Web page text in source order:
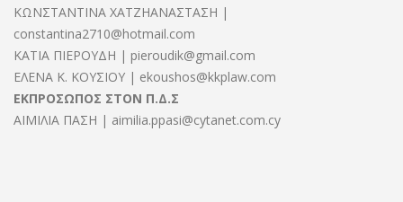
ΚΩΝΣΤΑΝΤΙΝΑ ΧΑΤΖΗΑΝΑΣΤΑΣΗ |
constantina2710@hotmail.com
ΚΑΤΙΑ ΠΙΕΡΟΥΔΗ | pieroudik@gmail.com
ΕΛΕΝΑ Κ. ΚΟΥΣΙΟΥ | ekoushos@kkplaw.com
ΕΚΠΡΟΣΩΠΟΣ ΣΤΟΝ Π.Δ.Σ
ΑΙΜΙΛΙΑ ΠΑΣΗ | aimilia.ppasi@cytanet.com.cy